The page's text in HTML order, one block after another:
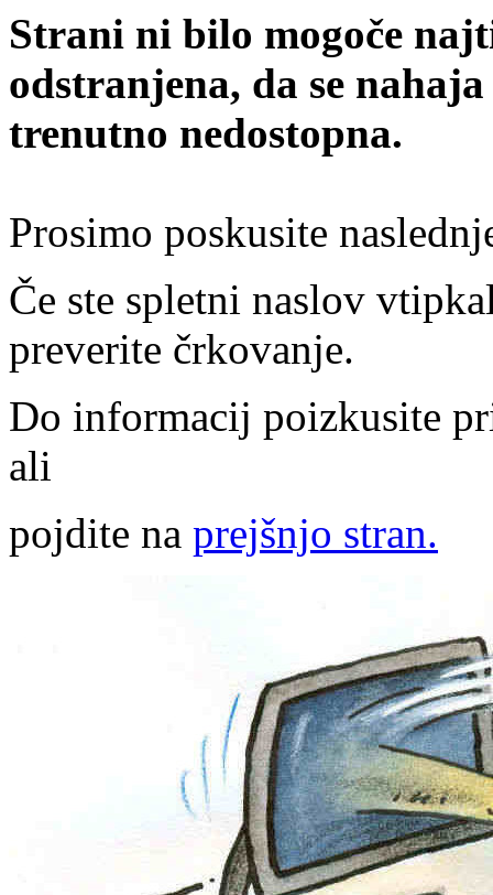
Strani ni bilo mogoče
odstranjena, da se
trenutno nedostopna.
Prosimo poskusite
Če ste spletni naslov
preverite črkovanje.
Do informacij poizkusite
ali
pojdite na prejšnjo stran.